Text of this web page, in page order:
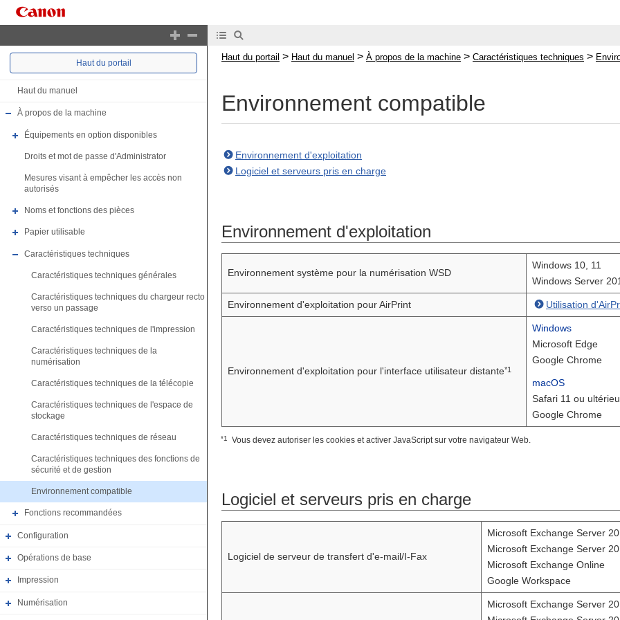
Haut du portail
Haut du manuel
À propos de la machine
Équipements en option disponibles
Droits et mot de passe d'Administrator
Mesures visant à empêcher les accès non
autorisés
Noms et fonctions des pièces
Papier utilisable
Caractéristiques techniques
Caractéristiques techniques générales
Caractéristiques techniques du chargeur recto
verso un passage
Caractéristiques techniques de l'impression
Caractéristiques techniques de la
numérisation
Caractéristiques techniques de la télécopie
Caractéristiques techniques de l'espace de
stockage
Caractéristiques techniques de réseau
Caractéristiques techniques des fonctions de
sécurité et de gestion
Environnement compatible
Fonctions recommandées
Configuration
Opérations de base
Impression
Numérisation
Haut du portail > Haut du manuel > À propos de la machine > Caractéristiques techniques >
Environnement compatible
Environnement d'exploitation
Logiciel et serveurs pris en charge
Environnement d'exploitation
Environnement système pour la numérisation WSD
Windows 10, 11
Windows Server
Environnement d'exploitation pour AirPrint Utilisation
Environnement d'exploitation pour l'interface utilisateur distante*1
Windows
Microsoft Edge
Google Chrome
macOS
Safari 11 ou
Google Chrome
*1 Vous devez autoriser les cookies et activer JavaScript sur votre navigateur Web.
Logiciel et serveurs pris en charge
Logiciel de serveur de transfert d'e-mail/I-Fax
Microsoft Exchange Server
Microsoft Exchange Server
Microsoft Exchange Online
Google Workspace
Microsoft Exchange Server